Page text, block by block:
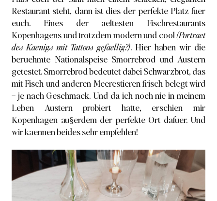
Restaurant steht, dann ist dies der perfekte Platz fuer
euch. Eines der aeltesten Fischrestaurants
Kopenhagens und trotzdem modern und cool(Portraet
des Kaenigs mit Tattoos gefaellig?). Hier haben wir die
beruehmte Nationalspeise Smorrebrod und Austern
getestet. Smorrebrod bedeutet dabei Schwarzbrot, das
mit Fisch und anderen Meerestieren frisch belegt wird
– je nach Geschmack. Und da ich noch nie in meinem
Leben Austern probiert hatte, erschien mir
Kopenhagen au§erdem der perfekte Ort dafuer. Und
wir kaennen beides sehr empfehlen!